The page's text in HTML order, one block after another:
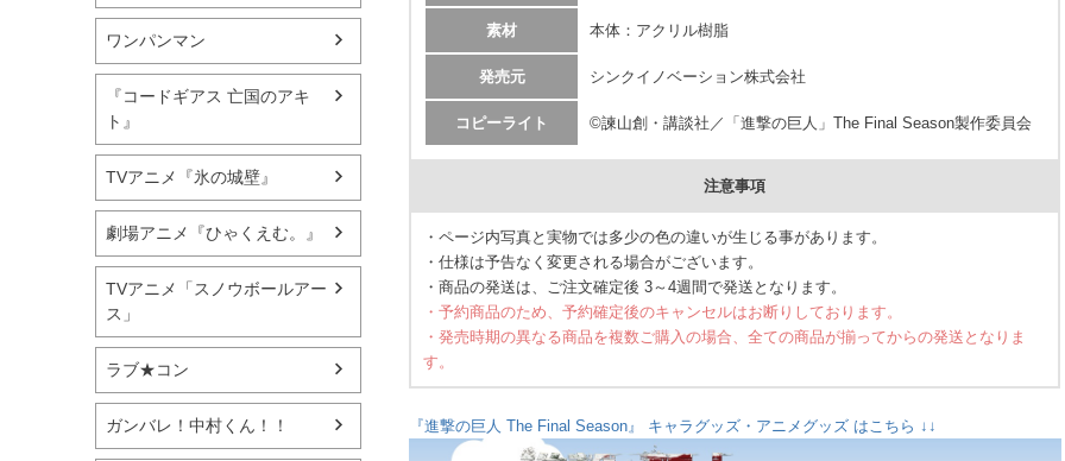
ワンパンマン
『コードギアス 亡国のアキ
ト』
TVアニメ『氷の城壁』
劇場アニメ『ひゃくえむ。』
TVアニメ「スノウボールアー
ス」
ラブ★コン
ガンバレ！中村くん！！
素材 本体：アクリル樹脂
発売元 シンクイノベーション株式会社
コピーライト ©諫山創・講談社／「進撃の巨人」The Final Season製作委員会
注意事項
・ページ内写真と実物では多少の色の違いが生じる事があります。
・仕様は予告なく変更される場合がございます。
・商品の発送は、ご注文確定後 3～4週間で発送となります。
・予約商品のため、予約確定後のキャンセルはお断りしております。
・発売時期の異なる商品を複数ご購入の場合、全ての商品が揃ってからの発送となりま
す。
『進撃の巨人 The Final Season』 キャラグッズ・アニメグッズ はこちら ↓↓